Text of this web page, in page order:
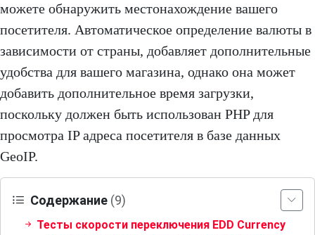
можете обнаружить местонахождение вашего
посетителя. Автоматическое определение валюты в
зависимости от страны, добавляет дополнительные
удобства для вашего магазина, однако она может
добавить дополнительное время загрузки,
поскольку должен быть использован PHP для
просмотра IP адреса посетителя в базе данных
GeoIP.
Содержание (9)
Тесты скорости переключения EDD Currency